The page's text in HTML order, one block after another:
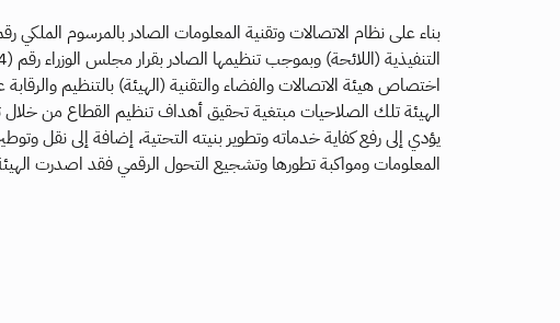
اختصاص هيئة الاتصالات والفضاء والتقنية (الهيئة) بالتنظيم
الهيئة تلك الصلاحيات مبتغية تحقيق أهداف تنظيم القطاع من خلال
يؤدي إلى رفع كفاية خدماته وتطوير بنيته التحتية، إضافة إلى نقل
المعلومات ومواكبة تطورها وتشجيع التحول الرقمي فقد اصدرت